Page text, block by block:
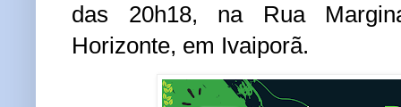
das 20h18, na Rua
Horizonte, em Ivaiporã.